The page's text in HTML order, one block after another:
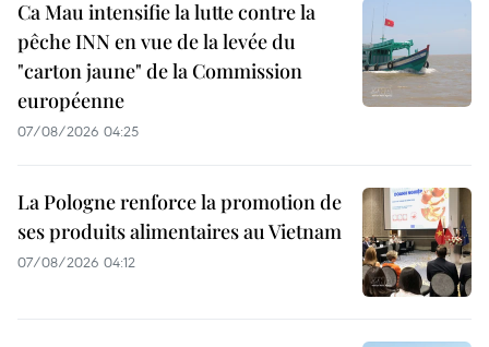
Ca Mau intensifie la lutte contre la
pêche INN en vue de la levée du
"carton jaune" de la Commission
européenne
07/08/2026 04:25
La Pologne renforce la promotion de
ses produits alimentaires au Vietnam
07/08/2026 04:12